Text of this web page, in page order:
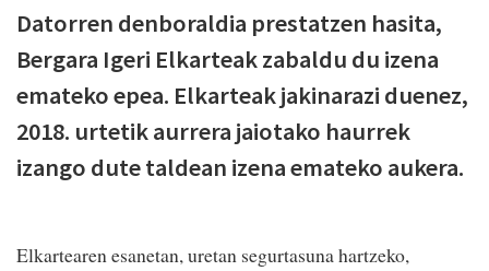
Datorren denboraldia prestatzen hasita,
Bergara Igeri Elkarteak zabaldu du izena
emateko epea. Elkarteak jakinarazi duenez,
2018. urtetik aurrera jaiotako haurrek
izango dute taldean izena emateko aukera.
Elkartearen esanetan, uretan segurtasuna hartzeko,